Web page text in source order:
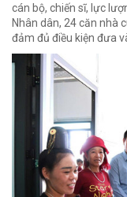
cán bộ, chiến sĩ, lực
Nhân dân, 24 căn nhà
đảm đủ điều kiện đưa